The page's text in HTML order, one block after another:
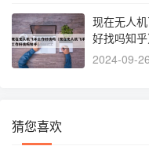
现在无人
好找吗知乎
2024-09-26
猜您喜欢